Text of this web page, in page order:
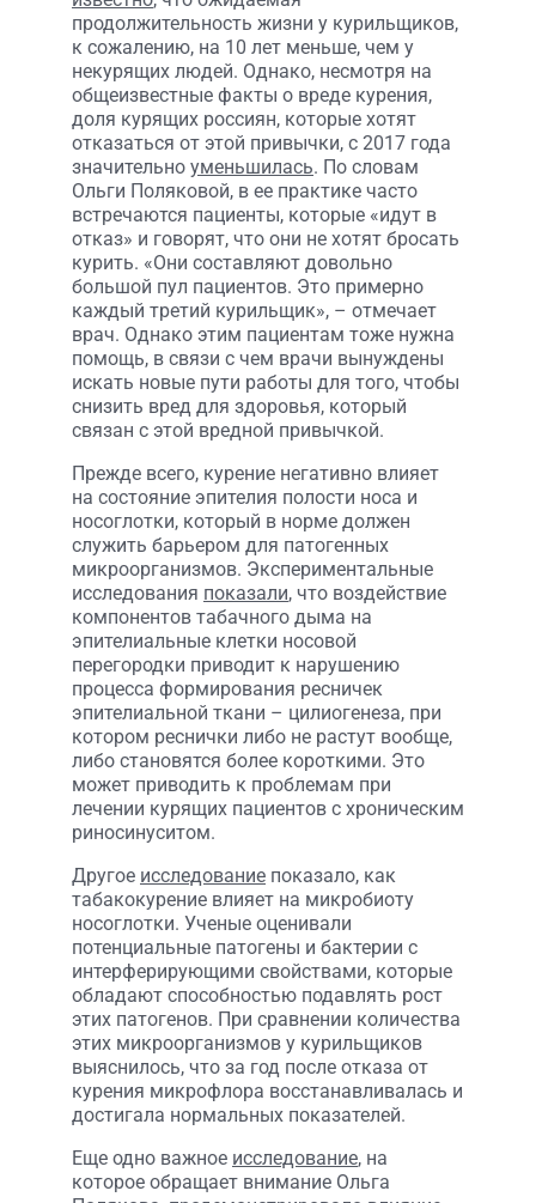
продолжительность жизни у курильщиков,
к сожалению, на 10 лет меньше, чем у
некурящих людей. Однако, несмотря на
общеизвестные факты о вреде курения,
доля курящих россиян, которые хотят
отказаться от этой привычки, с 2017 года
значительно уменьшилась. По словам
Ольги Поляковой, в ее практике часто
встречаются пациенты, которые «идут в
отказ» и говорят, что они не хотят бросать
курить. «Они составляют довольно
большой пул пациентов. Это примерно
каждый третий курильщик», – отмечает
врач. Однако этим пациентам тоже нужна
помощь, в связи с чем врачи вынуждены
искать новые пути работы для того, чтобы
снизить вред для здоровья, который
связан с этой вредной привычкой.
Прежде всего, курение негативно влияет
на состояние эпителия полости носа и
носоглотки, который в норме должен
служить барьером для патогенных
микроорганизмов. Экспериментальные
исследования показали, что воздействие
компонентов табачного дыма на
эпителиальные клетки носовой
перегородки приводит к нарушению
процесса формирования ресничек
эпителиальной ткани – цилиогенеза, при
котором реснички либо не растут вообще,
либо становятся более короткими. Это
может приводить к проблемам при
лечении курящих пациентов с хроническим
риносинуситом.
Другое исследование показало, как
табакокурение влияет на микробиоту
носоглотки. Ученые оценивали
потенциальные патогены и бактерии с
интерферирующими свойствами, которые
обладают способностью подавлять рост
этих патогенов. При сравнении количества
этих микроорганизмов у курильщиков
выяснилось, что за год после отказа от
курения микрофлора восстанавливалась и
достигала нормальных показателей.
Еще одно важное исследование, на
которое обращает внимание Ольга